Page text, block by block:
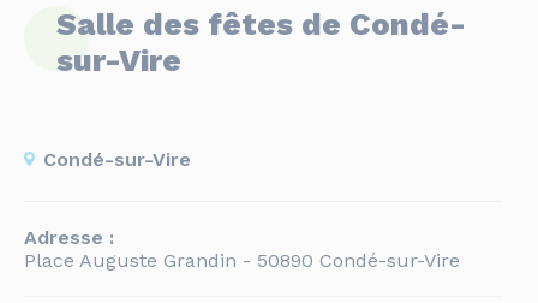
Salle des fêtes de Condé-
sur-Vire
Condé-sur-Vire
Adresse :
Place Auguste Grandin - 50890 Condé-sur-Vire